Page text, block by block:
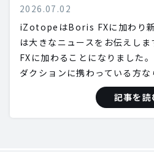
2026.07.02
iZotopeはBoris FXに加わり
は大きなニュースをお伝えし
FXに加わることになりました
ダクションに携わっている方
記事を読